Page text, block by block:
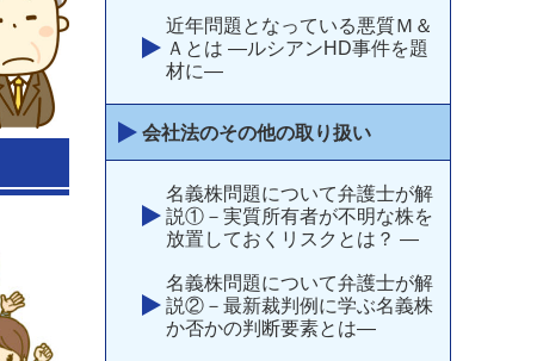
近年問題となっている悪質Ｍ＆
Ａとは ―ルシアンHD事件を題
材に―
会社法のその他の取り扱い
名義株問題について弁護士が解
説①－実質所有者が不明な株を
放置しておくリスクとは？ —
名義株問題について弁護士が解
説②－最新裁判例に学ぶ名義株
か否かの判断要素とは―